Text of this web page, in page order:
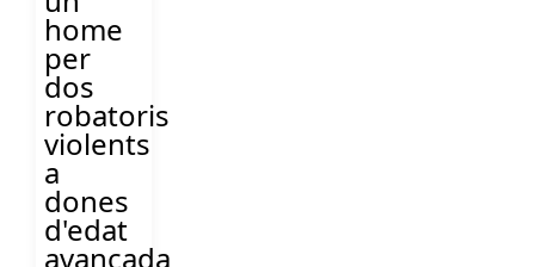
home
per
dos
robatoris
violents
a
dones
d'edat
avançada